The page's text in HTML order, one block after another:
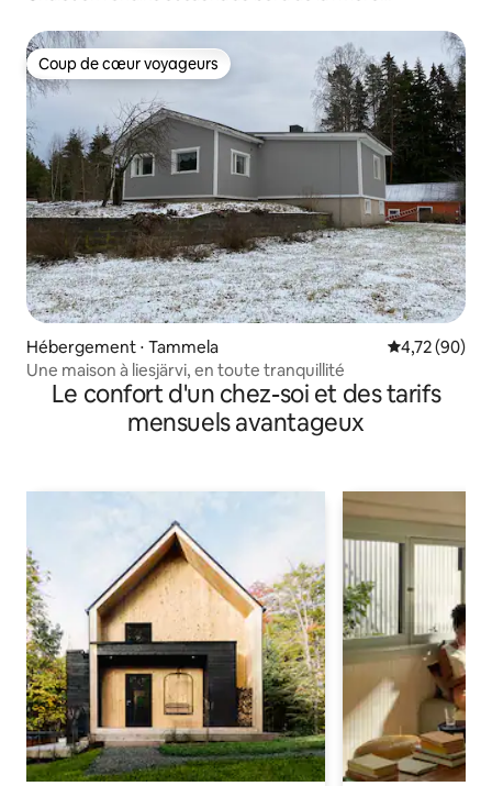
Coup de cœur voyageurs
Coup de cœur voyageurs
Hébergement ⋅ Tammela Évaluation
4,72 (90)
Une maison à liesjärvi, en toute tranquillité
Le confort d'un chez-soi et des tarifs
mensuels avantageux